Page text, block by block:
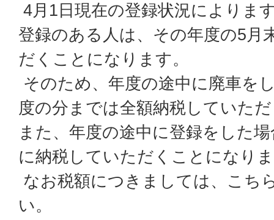
4月1日現在の登録状況によりま
登録のある人は、その年度の5月
だくことになります。
そのため、年度の途中に廃車を
度の分までは全額納税していた
また、年度の途中に登録をした
に納税していただくことになり
なお税額につきましては、こち
い。